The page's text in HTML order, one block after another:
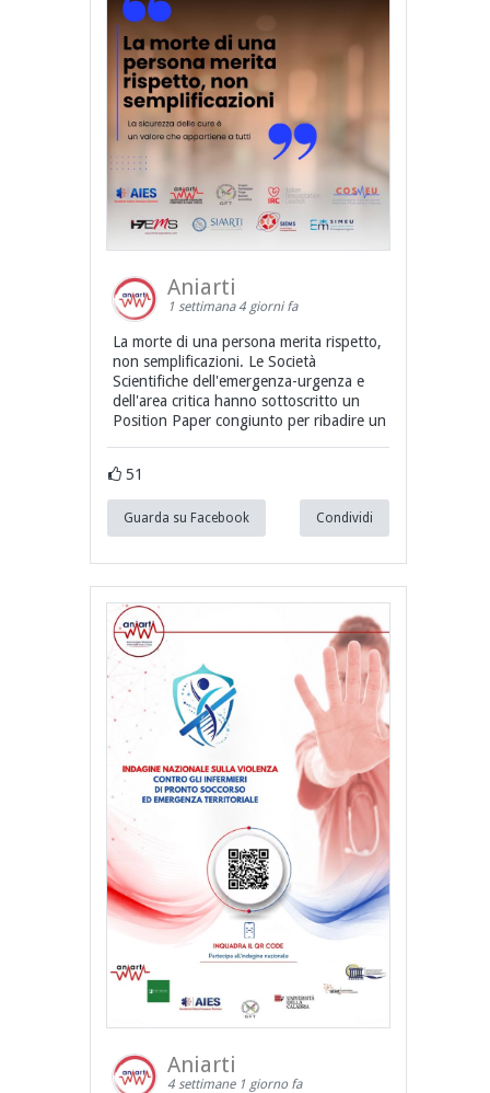
Aniarti
1 settimana 4 giorni fa
La morte di una persona merita rispetto,
non semplificazioni. Le Società
Scientifiche dell'emergenza-urgenza e
dell'area critica hanno sottoscritto un
Position Paper congiunto per ribadire un
51
Guarda su Facebook Condividi
Aniarti
4 settimane 1 giorno fa